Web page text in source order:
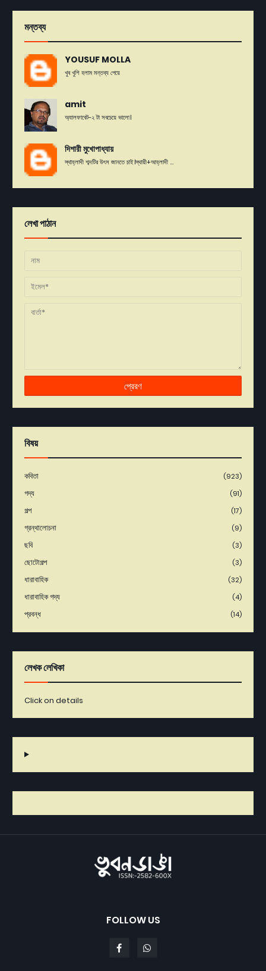
মন্তব্য
YOUSUF MOLLA
খুব খুশি হলাম মন্তব্য পেয়ে
amit
অ্যালফাবেট-২ টা সবচেয়ে ভালো।
দিশারী মুখোপাধ্যায়
স্থাহ্লাদী শব্দটির উৎস জানতে চাই।স্থায়ী+আহ্লাদী ...
লেখা পাঠান
বিষয়
কবিতা (923)
গদ্য (91)
গল্প (17)
গ্রন্থালোচনা (9)
ছবি (3)
ছোটোগল্প (3)
ধারাবাহিক (32)
ধারাবাহিক গদ্য (4)
প্রবন্ধ (14)
লেখক লেখিকা
Click on details
FOLLOW US